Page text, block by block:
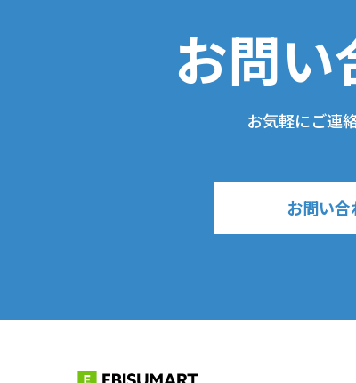
お問い
お気軽にご連
お問い合